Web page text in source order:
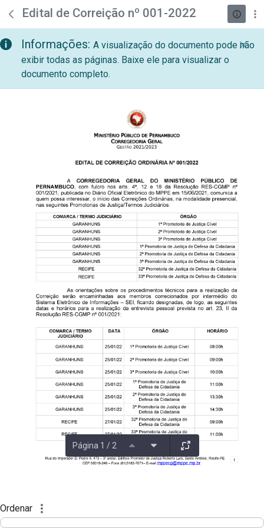
Pular para o Conteúdo principal
teste descricao
Edital de Correição nº 001-2022
Informações: A visualização do documento pode não
exibir todas as páginas. Baixe ele para visualizar o
documento completo.
Página 1 / 2
Ordenar